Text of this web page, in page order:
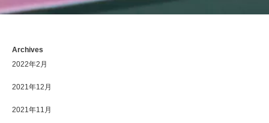
Archives
2022年2月
2021年12月
2021年11月